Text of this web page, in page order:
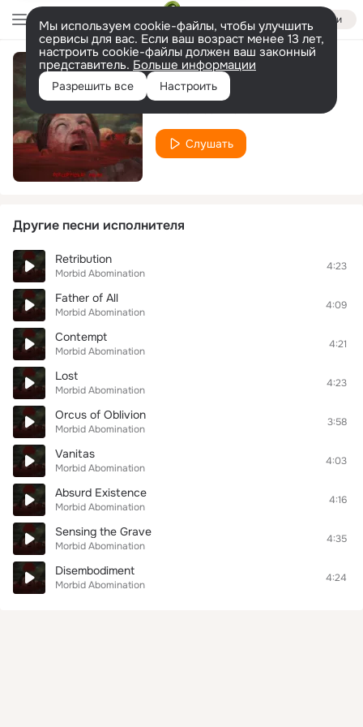
Войти
Мы используем cookie-файлы, чтобы улучшить
сервисы для вас. Если ваш возраст менее 13 лет,
настроить cookie-файлы должен ваш законный
представитель. Больше информации
Разрешить все Настроить
Delusional Killing
Слушать
Другие песни исполнителя
Retribution
Morbid Abomination
4:23
Father of All
Morbid Abomination
4:09
Contempt
Morbid Abomination
4:21
Lost
Morbid Abomination
4:23
Orcus of Oblivion
Morbid Abomination
3:58
Vanitas
Morbid Abomination
4:03
Absurd Existence
Morbid Abomination
4:16
Sensing the Grave
Morbid Abomination
4:35
Disembodiment
Morbid Abomination
4:24